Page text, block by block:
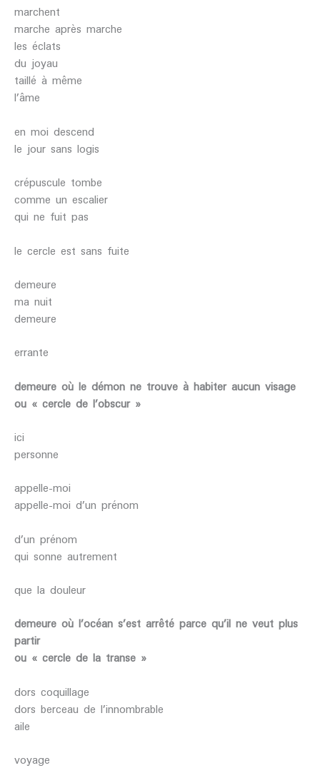
marchent
marche après marche
les éclats
du joyau
taillé à même
l’âme
en moi descend
le jour sans logis
crépuscule tombe
comme un escalier
qui ne fuit pas
le cercle est sans fuite
demeure
ma nuit
demeure
errante
demeure où le démon ne trouve à habiter aucun visage
ou « cercle de l’obscur »
ici
personne
appelle-moi
appelle-moi d’un prénom
d’un prénom
qui sonne autrement
que la douleur
demeure où l’océan s’est arrêté parce qu’il ne veut plus
partir
ou « cercle de la transe »
dors coquillage
dors berceau de l’innombrable
aile
voyage